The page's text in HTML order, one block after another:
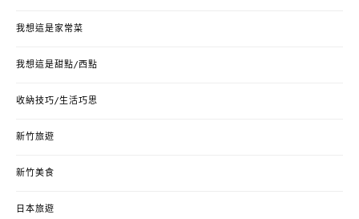
我想這是家常菜
我想這是甜點/西點
收納技巧/生活巧思
新竹旅遊
新竹美食
日本旅遊